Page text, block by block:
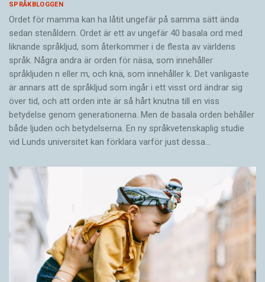
SPRÅKBLOGGEN
Ordet för mamma kan ha låtit ungefär på samma sätt ända
sedan stenåldern. Ordet är ett av ungefär 40 basala ord med
liknande språkljud, som återkommer i de flesta av världens
språk. Några andra är orden för näsa, som innehåller
språkljuden n eller m, och knä, som innehåller k. Det vanligaste
är annars att de språkljud som ingår i ett visst ord ändrar sig
över tid, och att orden inte är så hårt knutna till en viss
betydelse genom generationerna. Men de basala orden behåller
både ljuden och betydelserna. En ny språkvetenskaplig studie
vid Lunds universitet kan förklara varför just dessa…